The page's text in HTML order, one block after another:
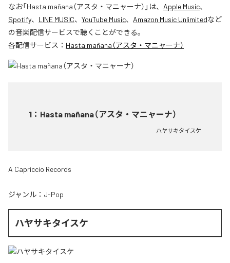
なお「Hasta mañana（アスタ・マニャーナ） 」は、 Apple Music、
Spotify、 LINE MUSIC、 YouTube Music、 Amazon Music Unlimitedなど
の音楽配信サービスで聴くことができる。
各配信サービス： Hasta mañana（アスタ・マニャーナ）
1 ： Hasta mañana（アスタ・マニャーナ）
ハヤサキタイスケ
A Capriccio Records
ジャンル： J-Pop
ハヤサキタイスケ